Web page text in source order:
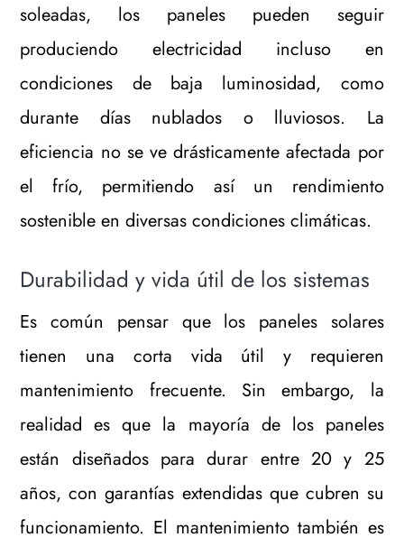
soleadas, los paneles pueden seguir
produciendo electricidad incluso en
condiciones de baja luminosidad, como
durante días nublados o lluviosos. La
eficiencia no se ve drásticamente afectada por
el frío, permitiendo así un rendimiento
sostenible en diversas condiciones climáticas.
Durabilidad y vida útil de los sistemas
Es común pensar que los paneles solares
tienen una corta vida útil y requieren
mantenimiento frecuente. Sin embargo, la
realidad es que la mayoría de los paneles
están diseñados para durar entre 20 y 25
años, con garantías extendidas que cubren su
funcionamiento. El mantenimiento también es